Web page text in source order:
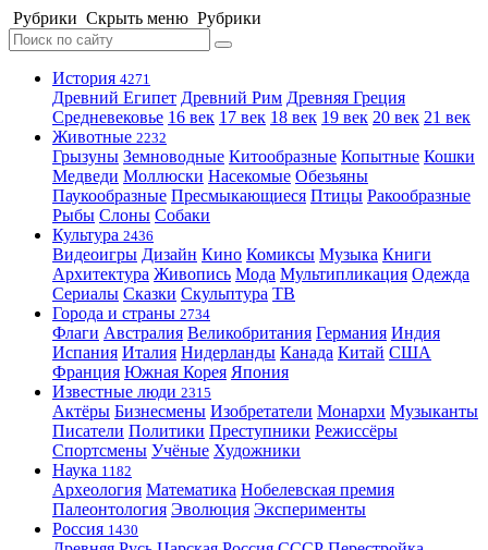
Рубрики Скрыть меню Рубрики
История 4271
Древний Египет Древний Рим Древняя Греция
Средневековье 16 век 17 век 18 век 19 век 20 век 21 век
Животные 2232
Грызуны Земноводные Китообразные Копытные Кошки
Медведи Моллюски Насекомые Обезьяны
Паукообразные Пресмыкающиеся Птицы Ракообразные
Рыбы Слоны Собаки
Культура 2436
Видеоигры Дизайн Кино Комиксы Музыка Книги
Архитектура Живопись Мода Мультипликация Одежда
Сериалы Сказки Скульптура ТВ
Города и страны 2734
Флаги Австралия Великобритания Германия Индия
Испания Италия Нидерланды Канада Китай США
Франция Южная Корея Япония
Известные люди 2315
Актёры Бизнесмены Изобретатели Монархи Музыканты
Писатели Политики Преступники Режиссёры
Спортсмены Учёные Художники
Наука 1182
Археология Математика Нобелевская премия
Палеонтология Эволюция Эксперименты
Россия 1430